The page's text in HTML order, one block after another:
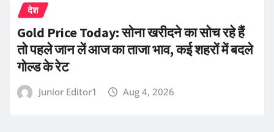
देश
Gold Price Today: सोना खरीदने का सोच रहे हैं
तो पहले जान लें आज का ताजा भाव, कई शहरों में बदले
गोल्ड के रेट
Junior Editor1 Aug 4, 2026